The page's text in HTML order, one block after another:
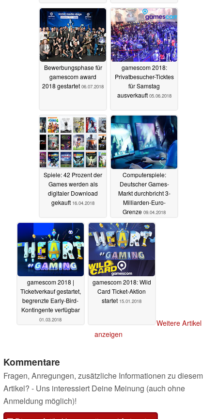
Bewerbungsphase für
gamescom award
2018 gestartet 06.07.2018
gamescom 2018:
Privatbesucher-Ticktes
für Samstag
ausverkauft 05.06.2018
Spiele: 42 Prozent der
Games werden als
digitaler Download
gekauft 16.04.2018
Computerspiele:
Deutscher Games-
Markt durchbricht 3-
Milliarden-Euro-
Grenze 09.04.2018
gamescom 2018 |
Ticketverkauf gestartet,
begrenzte Early-Bird-
Kontingente verfügbar
01.03.2018
gamescom 2018: Wild
Card Ticket-Aktion
startet 15.01.2018
Weitere Artikel
anzeigen
Kommentare
Fragen, Anregungen, zusätzliche Informationen zu diesem
Artikel? - Uns interessiert Deine Meinung (auch ohne
Anmeldung möglich)!